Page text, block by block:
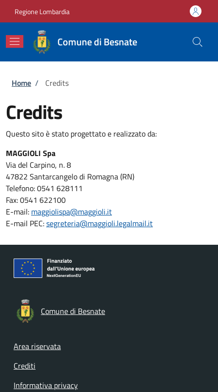
Regione Lombardia
Comune di Besnate
Briciole di pane
Home / Credits
Credits
Questo sito è stato progettato e realizzato da:
MAGGIOLI Spa
Via del Carpino, n. 8
47822 Santarcangelo di Romagna (RN)
Telefono: 0541 628111
Fax: 0541 622100
E-mail: maggiolispa@maggioli.it
E-mail PEC:segreteria@maggioli.legalmail.it
Comune di Besnate
Footer menu
Area riservata
Crediti
Informativa privacy